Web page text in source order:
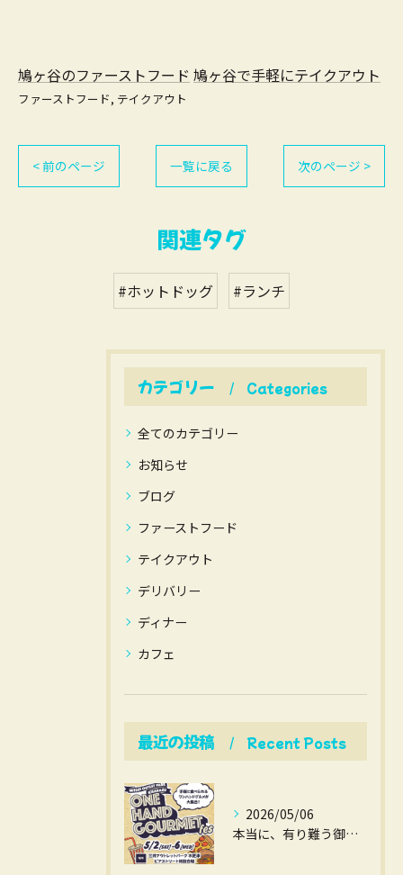
鳩ヶ谷のファーストフード 鳩ヶ谷で手軽にテイクアウト
ファーストフード テイクアウト
< 前のページ 一覧に戻る 次のページ >
関連タグ
#ホットドッグ #ランチ
カテゴリー Categories
全てのカテゴリー
お知らせ
ブログ
ファーストフード
テイクアウト
デリバリー
ディナー
カフェ
最近の投稿 Recent Posts
2026/05/06
本当に、有り難う御座いました。